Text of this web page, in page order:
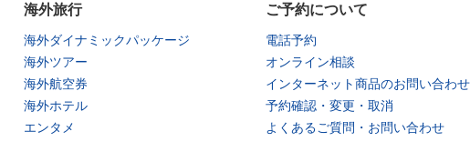
海外旅行
海外ダイナミックパッケージ
海外ツアー
海外航空券
海外ホテル
エンタメ
ご予約について
電話予約
オンライン相談
インターネット商品のお問い合わせ
予約確認・変更・取消
よくあるご質問・お問い合わせ